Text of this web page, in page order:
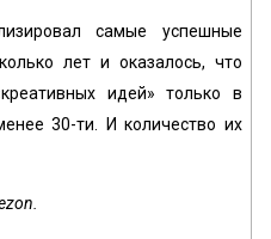
самые успешные
лет и оказалось, что
идей» только в
30-ти. И количество их